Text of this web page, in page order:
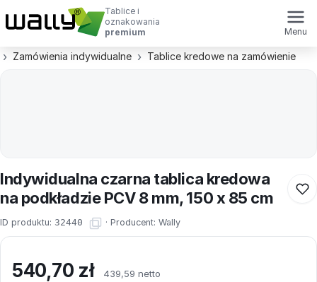
Tablice i
oznakowania
premium
Menu
Zamówienia indywidualne Tablice kredowe na zamówienie
Indywidualna czarna tablica kredowa
na podkładzie PCV 8 mm, 150 x 85 cm
ID produktu: 32440 · Producent: Wally
540,70 zł 439,59 netto